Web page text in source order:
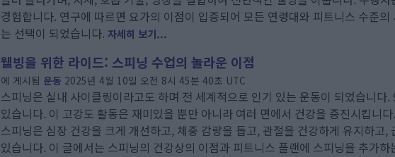
경험합니다. 연구에 따르면 요가의 이점이 입증되어 모든 연령대와 피트니스 수준
는 선택이 되었습니다.자세히 보기...
웰빙을 위한 라이드: 스피닝 수업의 놀라운 이점
에 게시됨 운동 2025년 4월 10일 오전 8시 45분 40초 UTC
스피닝은 실내 사이클링이라고도 하며 전 세계적으로 인기 있는 운동이 되었습니
있습니다. 이 고강도 활동은 재미있을 뿐만 아니라 여러 면에서 건강을 증진시킵니
스피닝은 심장 건강을 크게 개선하고, 체중 감량을 돕고, 관절을 건강하게 유지하고
있습니다. 이 글에서는 스피닝의 건강상의 이점과 피트니스 플랜에 스피닝을 추가